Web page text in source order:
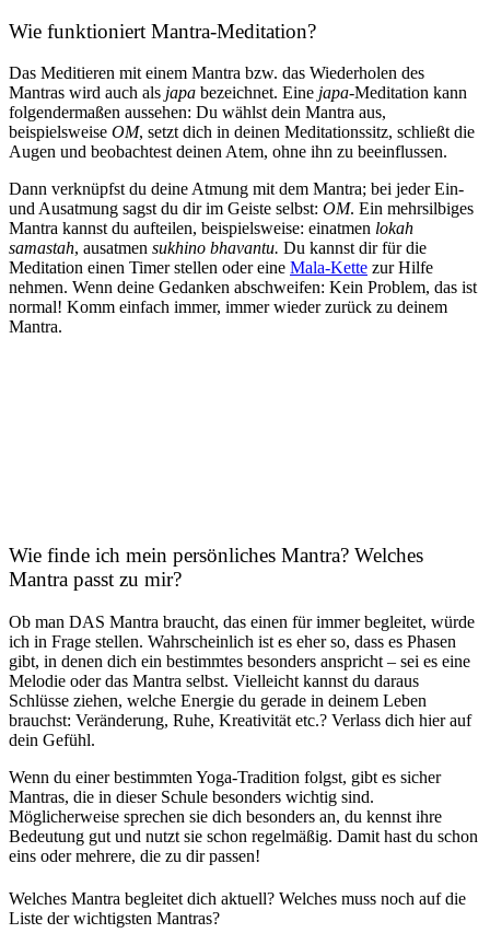
Wie funktioniert Mantra-Meditation?
Das Meditieren mit einem Mantra bzw. das Wiederholen des
Mantras wird auch als japa bezeichnet. Eine japa-Meditation kann
folgendermaßen aussehen: Du wählst dein Mantra aus,
beispielsweise OM, setzt dich in deinen Meditationssitz, schließt die
Augen und beobachtest deinen Atem, ohne ihn zu beeinflussen.
Dann verknüpfst du deine Atmung mit dem Mantra; bei jeder Ein-
und Ausatmung sagst du dir im Geiste selbst: OM. Ein mehrsilbiges
Mantra kannst du aufteilen, beispielsweise: einatmen lokah
samastah, ausatmen sukhino bhavantu. Du kannst dir für die
Meditation einen Timer stellen oder eine Mala-Kette zur Hilfe
nehmen. Wenn deine Gedanken abschweifen: Kein Problem, das ist
normal! Komm einfach immer, immer wieder zurück zu deinem
Mantra.
Wie finde ich mein persönliches Mantra? Welches
Mantra passt zu mir?
Ob man DAS Mantra braucht, das einen für immer begleitet, würde
ich in Frage stellen. Wahrscheinlich ist es eher so, dass es Phasen
gibt, in denen dich ein bestimmtes besonders anspricht – sei es eine
Melodie oder das Mantra selbst. Vielleicht kannst du daraus
Schlüsse ziehen, welche Energie du gerade in deinem Leben
brauchst: Veränderung, Ruhe, Kreativität etc.? Verlass dich hier auf
dein Gefühl.
Wenn du einer bestimmten Yoga-Tradition folgst, gibt es sicher
Mantras, die in dieser Schule besonders wichtig sind.
Möglicherweise sprechen sie dich besonders an, du kennst ihre
Bedeutung gut und nutzt sie schon regelmäßig. Damit hast du schon
eins oder mehrere, die zu dir passen!
Welches Mantra begleitet dich aktuell? Welches muss noch auf die
Liste der wichtigsten Mantras?